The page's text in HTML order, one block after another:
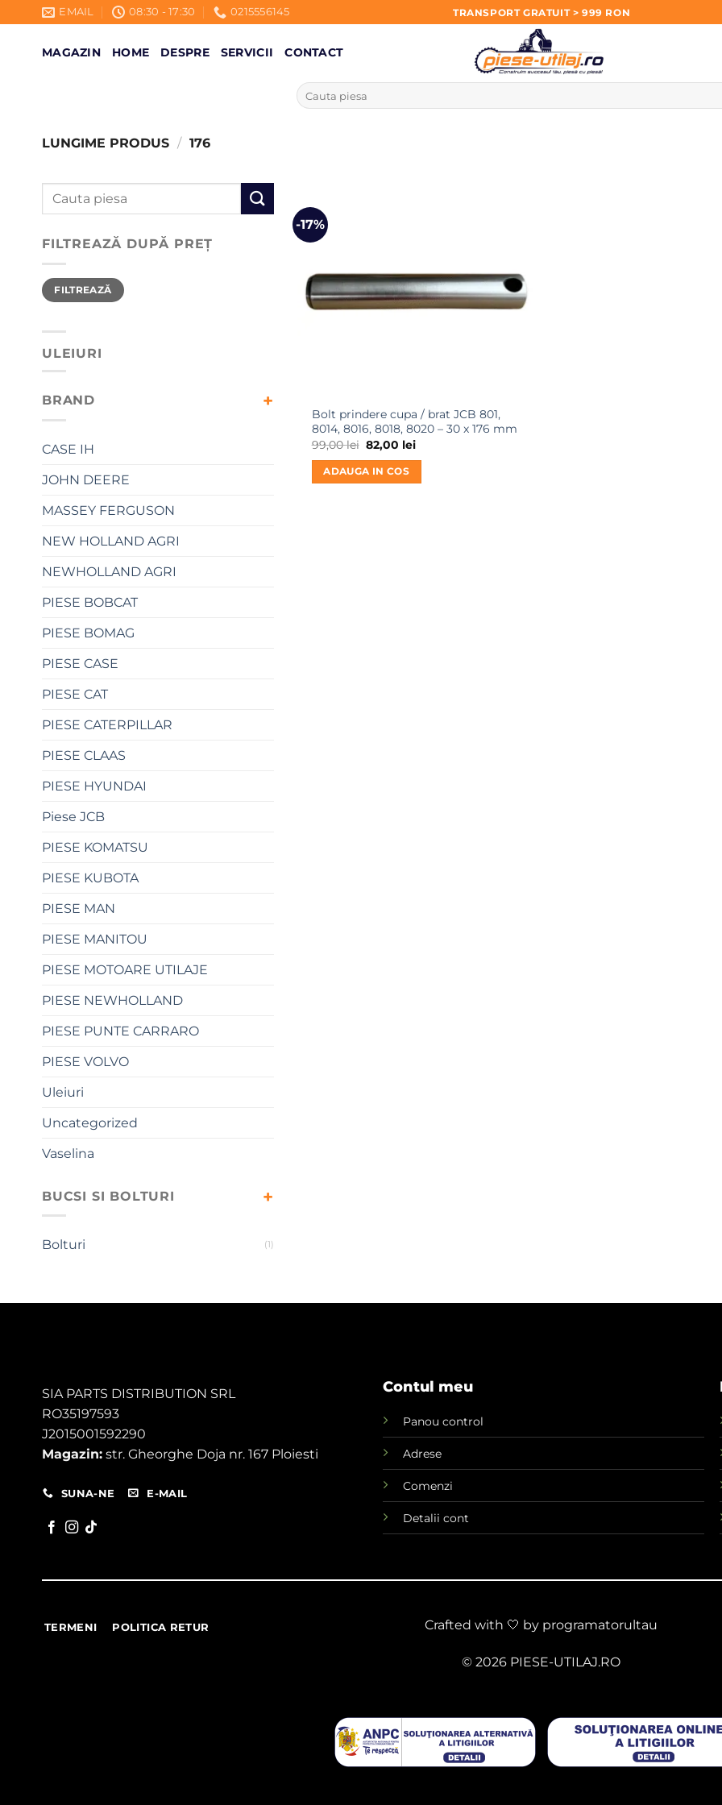
to
content
EMAIL 08:30 - 17:30 0215556145 TRANSPORT GRATUIT > 999 RON
MAGAZIN HOME DESPRE SERVICII CONTACT
Caută
după:
LUNGIME PRODUS / 176
Caută
FILTREAZĂ DUPĂ PREȚ
Preț
minim
Preț
maxim
FILTREAZĂ
ULEIURI
BRAND
CASE IH
JOHN DEERE
MASSEY FERGUSON
NEW HOLLAND AGRI
NEWHOLLAND AGRI
PIESE BOBCAT
PIESE BOMAG
PIESE CASE
PIESE CAT
PIESE CATERPILLAR
PIESE CLAAS
PIESE HYUNDAI
Piese JCB
PIESE KOMATSU
PIESE KUBOTA
PIESE MAN
PIESE MANITOU
PIESE MOTOARE UTILAJE
PIESE NEWHOLLAND
PIESE PUNTE CARRARO
PIESE VOLVO
Uleiuri
Uncategorized
Vaselina
BUCSI SI BOLTURI
Bolturi (1)
-17%
Bolt prindere cupa / brat JCB 801,
8014, 8016, 8018, 8020 – 30 x 176 mm
99,00lei Prețul
inițial
a
fost:
82,00 leiPrețul
ADAUGA IN COS
SIA PARTS DISTRIBUTION SRL
RO35197593
J2015001592290
Magazin: str. Gheorghe Doja nr. 167 Ploiesti
SUNA-NE E-MAIL
Contul meu
Panou control
Adrese
Comenzi
Detalii cont
TERMENI POLITICA RETUR Crafted with 🤍 by programatorultau
© 2026 PIESE-UTILAJ.RO